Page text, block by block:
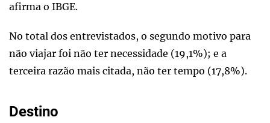
afirma o IBGE.
No total dos entrevistados, o segundo motivo para
não viajar foi não ter necessidade (19,1%); e a
terceira razão mais citada, não ter tempo (17,8%).
Destino